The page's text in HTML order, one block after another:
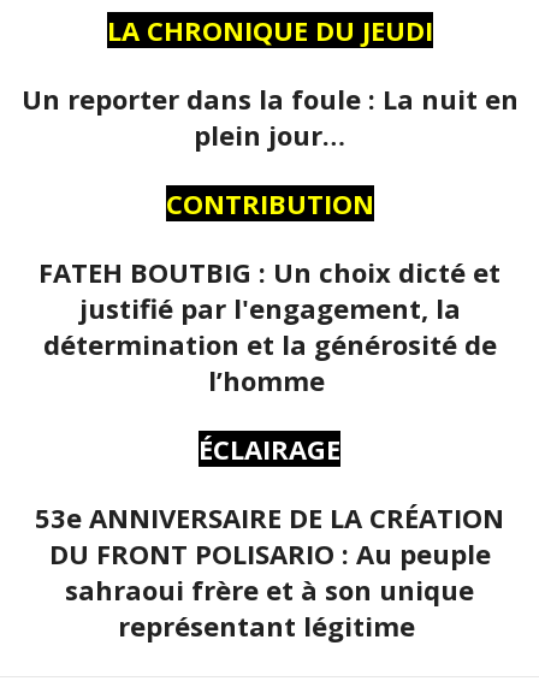
LA CHRONIQUE DU JEUDI
Un reporter dans la foule : La nuit en
plein jour…
CONTRIBUTION
FATEH BOUTBIG : Un choix dicté et
justifié par l'engagement, la
détermination et la générosité de
l’homme
ÉCLAIRAGE
53e ANNIVERSAIRE DE LA CRÉATION
DU FRONT POLISARIO : Au peuple
sahraoui frère et à son unique
représentant légitime